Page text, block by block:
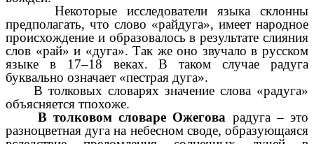
Некоторые исследователи языка склонны
предполагать, что слово «райдуга», имеет народное
происхождение и образовалось в результате слияния
слов «рай» и «дуга». Так же оно звучало в русском
языке в 17–18 веках. В таком случае радуга
буквально означает «пестрая дуга».
В толковых словарях значение слова «радуга»
объясняется тпохоже.
В толковом словаре Ожегова радуга – это
разноцветная дуга на небесном своде, образующаяся